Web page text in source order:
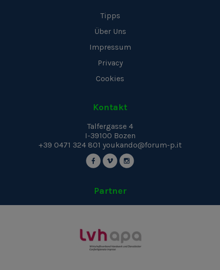
Tipps
Über Uns
Impressum
Privacy
Cookies
Kontakt
Talfergasse 4
I-39100 Bozen
+39 0471 324 801 youkando@forum-p.it
Partner